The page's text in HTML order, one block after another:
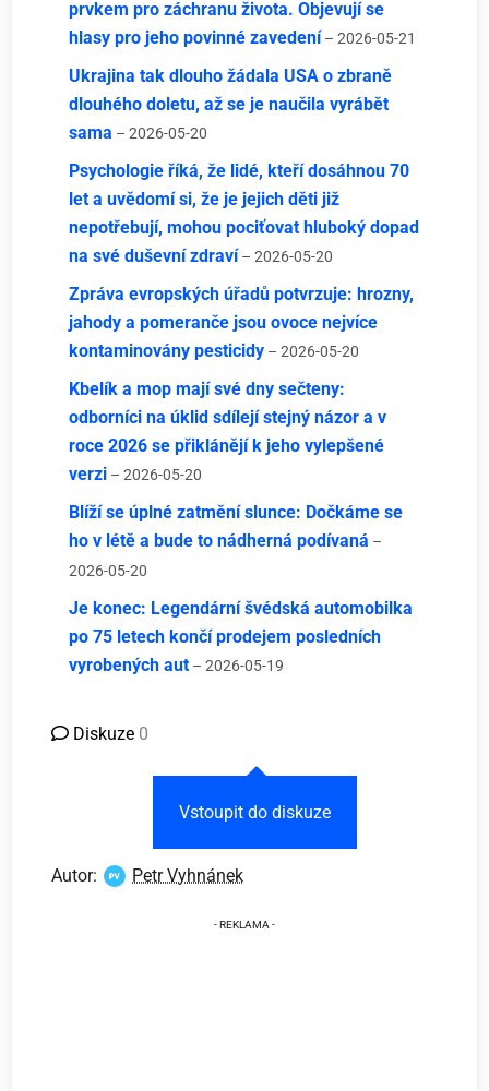
prvkem pro záchranu života. Objevují se
hlasy pro jeho povinné zavedení – 2026-05-21
Ukrajina tak dlouho žádala USA o zbraně
dlouhého doletu, až se je naučila vyrábět
sama – 2026-05-20
Psychologie říká, že lidé, kteří dosáhnou 70
let a uvědomí si, že je jejich děti již
nepotřebují, mohou pociťovat hluboký dopad
na své duševní zdraví – 2026-05-20
Zpráva evropských úřadů potvrzuje: hrozny,
jahody a pomeranče jsou ovoce nejvíce
kontaminovány pesticidy – 2026-05-20
Kbelík a mop mají své dny sečteny:
odborníci na úklid sdílejí stejný názor a v
roce 2026 se přiklánějí k jeho vylepšené
verzi – 2026-05-20
Blíží se úplné zatmění slunce: Dočkáme se
ho v létě a bude to nádherná podívaná –
2026-05-20
Je konec: Legendární švédská automobilka
po 75 letech končí prodejem posledních
vyrobených aut – 2026-05-19
Diskuze 0
Vstoupit do diskuze
Autor: Petr Vyhnánek